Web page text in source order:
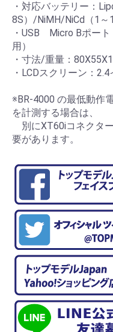
・対応バッテリー：
8S）/NiMH/NiCd（1～
・USB Micro Bポー
用）
・寸法/重量：
・LCDスクリーン：
※BR-4000 の最低動作
を計測する場合は、
別にXT60iコネクタ
要があります。